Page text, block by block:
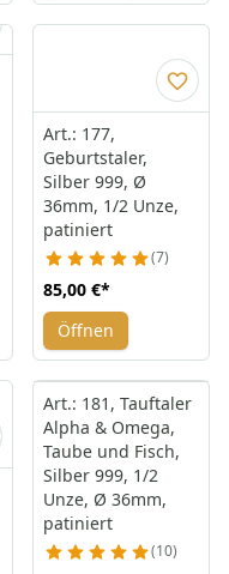
Art.: 177,
Geburtstaler,
Silber 999, Ø
36mm, 1/2 Unze,
patiniert
7
85,00 €*
Öffnen
Art.: 181, Tauftaler
Alpha & Omega,
Taube und Fisch,
Silber 999, 1/2
Unze, Ø 36mm,
patiniert
10